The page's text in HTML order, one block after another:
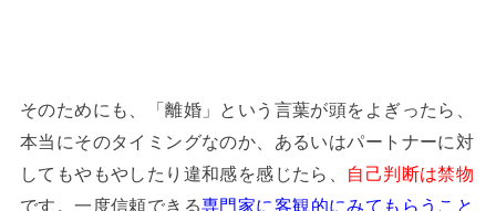
そのためにも、「離婚」という言葉が頭をよぎったら、
本当にそのタイミングなのか、あるいはパートナーに対
してもやもやしたり違和感を感じたら、 自己判断は禁物
です。一度信頼できる専門家に客観的にみてもらうこと